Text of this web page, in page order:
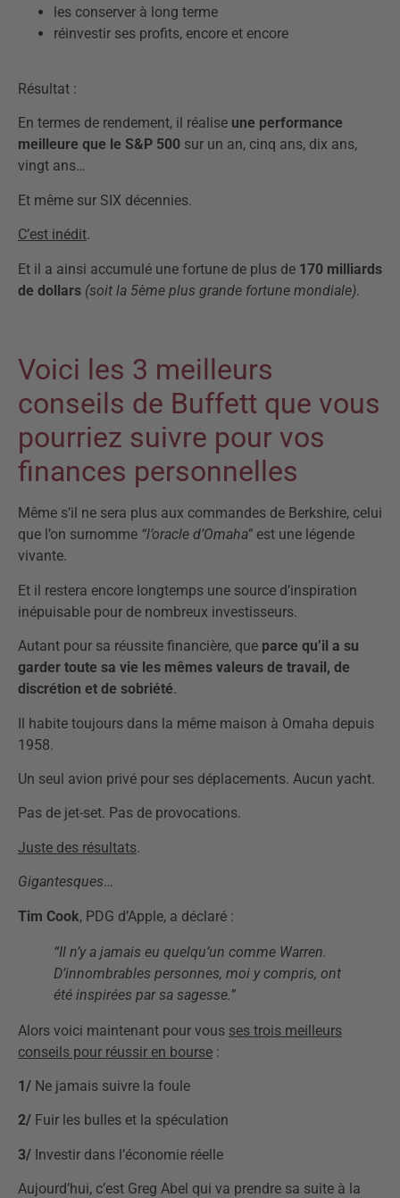
les conserver à long terme
réinvestir ses profits, encore et encore
Résultat :
En termes de rendement, il réalise une performance
meilleure que le S&P 500 sur un an, cinq ans, dix ans,
vingt ans…
Et même sur SIX décennies.
C’est inédit.
Et il a ainsi accumulé une fortune de plus de 170 milliards
de dollars (soit la 5ème plus grande fortune mondiale).
Voici les 3 meilleurs
conseils de Buffett que vous
pourriez suivre pour vos
finances personnelles
Même s’il ne sera plus aux commandes de Berkshire, celui
que l’on surnomme “l’oracle d’Omaha” est une légende
vivante.
Et il restera encore longtemps une source d’inspiration
inépuisable pour de nombreux investisseurs.
Autant pour sa réussite financière, que parce qu’il a su
garder toute sa vie les mêmes valeurs de travail, de
discrétion et de sobriété.
Il habite toujours dans la même maison à Omaha depuis
1958.
Un seul avion privé pour ses déplacements. Aucun yacht.
Pas de jet-set. Pas de provocations.
Juste des résultats.
Gigantesques…
Tim Cook, PDG d’Apple, a déclaré :
“Il n’y a jamais eu quelqu’un comme Warren.
D’innombrables personnes, moi y compris, ont
été inspirées par sa sagesse.”
Alors voici maintenant pour vous ses trois meilleurs
conseils pour réussir en bourse :
1/ Ne jamais suivre la foule
2/ Fuir les bulles et la spéculation
3/ Investir dans l’économie réelle
Aujourd’hui, c’est Greg Abel qui va prendre sa suite à la